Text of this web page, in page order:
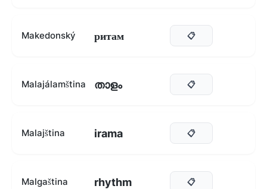
Makedonský ритам 📋
Malajálamština താളം 📋
Malajština irama 📋
Malgaština rhythm 📋